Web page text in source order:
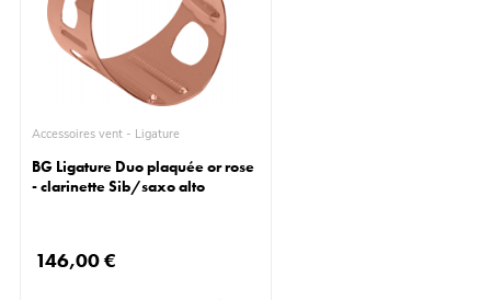
Accessoires vent - Ligature
BG Ligature Duo plaquée or rose
- clarinette Sib/saxo alto
146,00 €